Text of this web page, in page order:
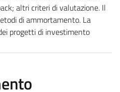
altri criteri di valutazione. Il
di ammortamento. La
progetti di investimento